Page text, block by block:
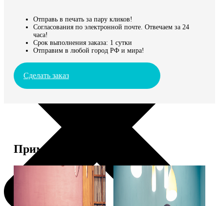
Отправь в печать за пару кликов!
Согласования по электронной почте. Отвечаем за 24
часа!
Срок выполнения заказа: 1 сутки
Отправим в любой город РФ и мира!
Сделать заказ
Примеры работ